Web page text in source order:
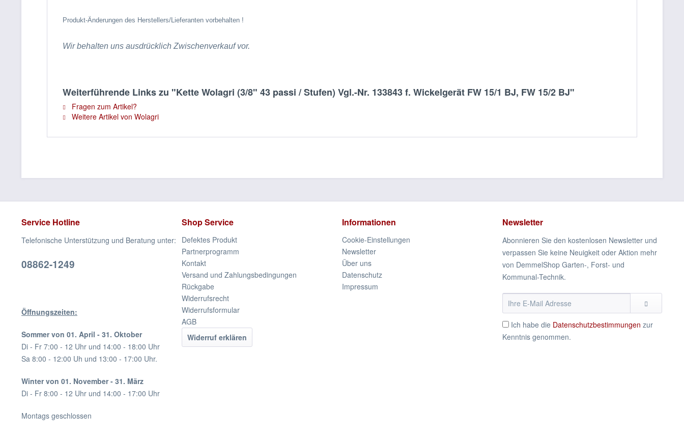
Produkt-Änderungen des Herstellers/Lieferanten vorbehalten !
Wir behalten uns ausdrücklich Zwischenverkauf vor.
Weiterführende Links zu "Kette Wolagri (3/8" 43 passi / Stufen) Vgl.-Nr. 133843 f. Wickelgerät FW 15/1 BJ, FW 15/2 BJ"
Fragen zum Artikel?
Weitere Artikel von Wolagri
Service Hotline
Telefonische Unterstützung und Beratung unter:
08862-1249
Öffnungszeiten:
Sommer von 01. April - 31. Oktober
Di - Fr 7:00 - 12 Uhr und 14:00 - 18:00 Uhr
Sa 8:00 - 12:00 Uh und 13:00 - 17:00 Uhr.
Winter von 01. November - 31. März
Di - Fr 8:00 - 12 Uhr und 14:00 - 17:00 Uhr
Montags geschlossen
Shop Service
Defektes Produkt
Partnerprogramm
Kontakt
Versand und Zahlungsbedingungen
Rückgabe
Widerrufsrecht
Widerrufsformular
AGB
Widerruf erklären
Informationen
Cookie-Einstellungen
Newsletter
Über uns
Datenschutz
Impressum
Newsletter
Abonnieren Sie den kostenlosen Newsletter und
verpassen Sie keine Neuigkeit oder Aktion mehr
von DemmelShop Garten-, Forst- und
Kommunal-Technik.
Ich habe die Datenschutzbestimmungen zur
Kenntnis genommen.